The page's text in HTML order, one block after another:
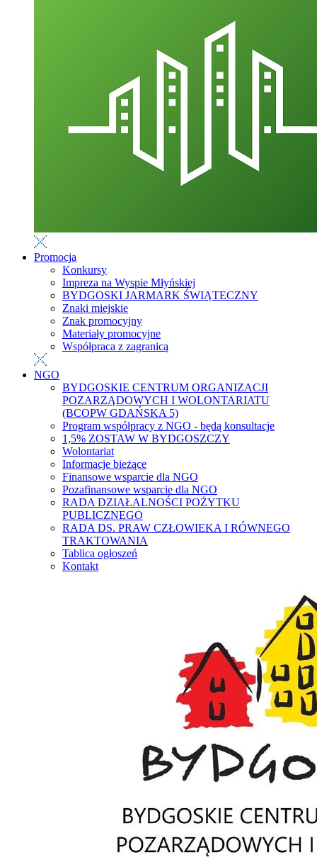
Promocja
Konkursy
Impreza na Wyspie Młyńskiej
BYDGOSKI JARMARK ŚWIĄTECZNY
Znaki miejskie
Znak promocyjny
Materiały promocyjne
Współpraca z zagranicą
NGO
BYDGOSKIE CENTRUM ORGANIZACJI
POZARZĄDOWYCH I WOLONTARIATU
(BCOPW GDAŃSKA 5)
Program współpracy z NGO - będą konsultacje
1,5% ZOSTAW W BYDGOSZCZY
Wolontariat
Informacje bieżące
Finansowe wsparcie dla NGO
Pozafinansowe wsparcie dla NGO
RADA DZIAŁALNOŚCI POŻYTKU
PUBLICZNEGO
RADA DS. PRAW CZŁOWIEKA I RÓWNEGO
TRAKTOWANIA
Tablica ogłoszeń
Kontakt